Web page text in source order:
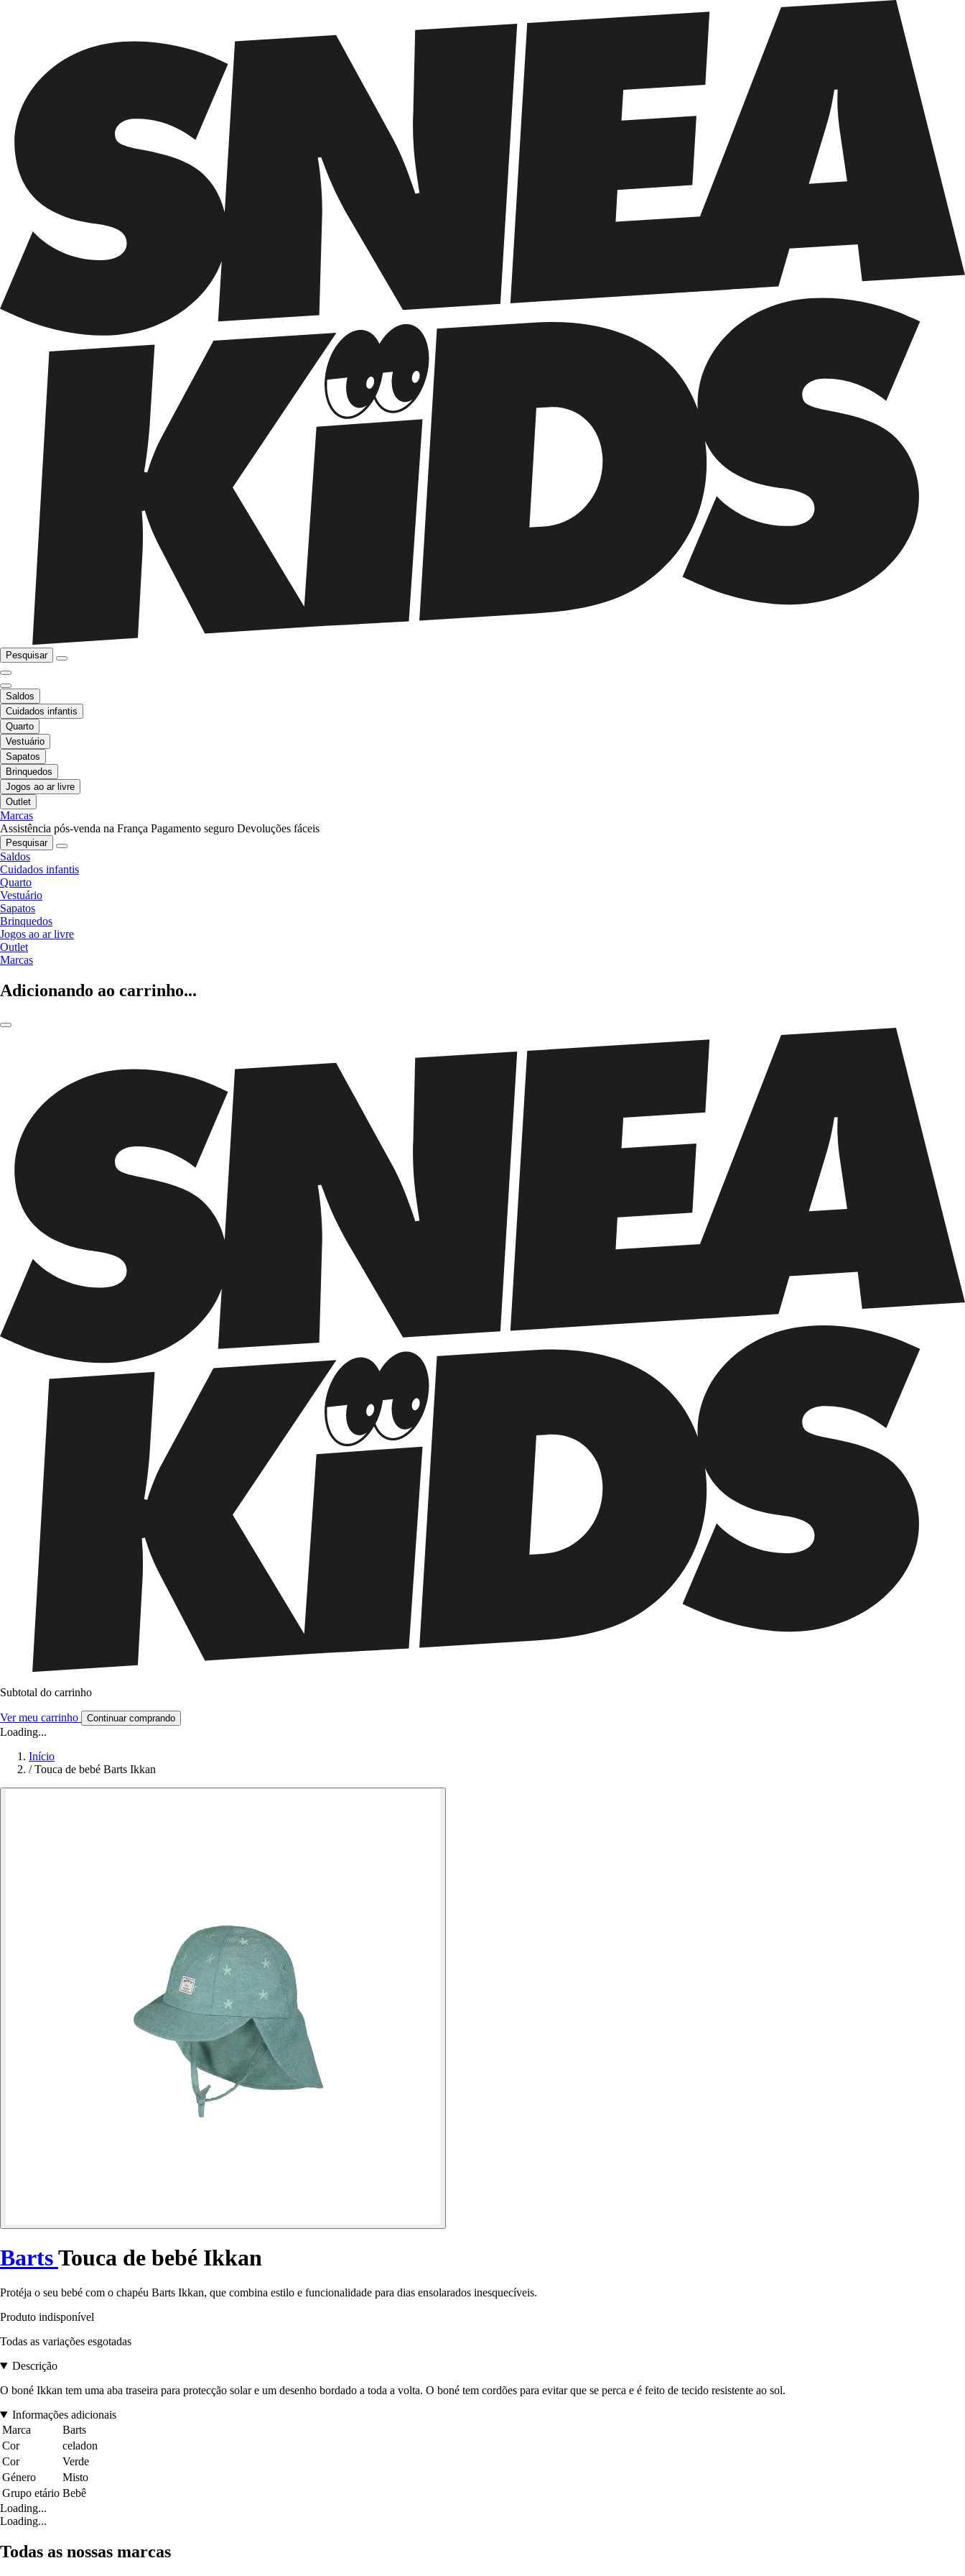
Pesquisar
Saldos
Cuidados infantis
Quarto
Vestuário
Sapatos
Brinquedos
Jogos ao ar livre
Outlet
Marcas
Assistência pós-venda na França Pagamento seguro Devoluções fáceis
Pesquisar
Saldos
Cuidados infantis
Quarto
Vestuário
Sapatos
Brinquedos
Jogos ao ar livre
Outlet
Marcas
Adicionando ao carrinho...
Subtotal do carrinho
Ver meu carrinho Continuar comprando
Loading...
Início
/ Touca de bebé Barts Ikkan
BartsTouca de bebé Ikkan
Protéja o seu bebé com o chapéu Barts Ikkan, que combina estilo e funcionalidade para dias ensolarados inesquecíveis.
Produto indisponível
Todas as variações esgotadas
Descrição
O boné Ikkan tem uma aba traseira para protecção solar e um desenho bordado a toda a volta. O boné tem cordões para evitar que se perca e é feito de tecido resistente ao sol.
Informações adicionais
Marca
Barts
Cor
celadon
Cor
Verde
Género
Misto
Grupo etário Bebê
Loading...
Loading...
Todas as nossas marcas